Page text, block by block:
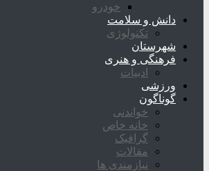
خودرو
دانش و سلامت
تکنولوژی
شهرستان
فرهنگی و هنری
ادبیات
ورزشی
گوناگون
خواندنی
خانه خاص
گرافیک
مقالات
نیازمندی ها